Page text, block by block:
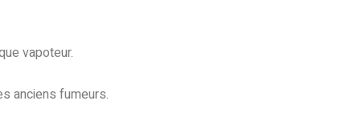
vapoteur.
anciens fumeurs.